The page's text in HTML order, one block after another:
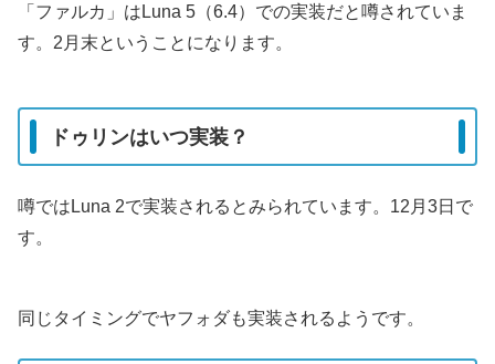
「ファルカ」はLuna 5（6.4）での実装だと噂されていま
す。2月末ということになります。
ドゥリンはいつ実装？
噂ではLuna 2で実装されるとみられています。12月3日で
す。
同じタイミングでヤフォダも実装されるようです。